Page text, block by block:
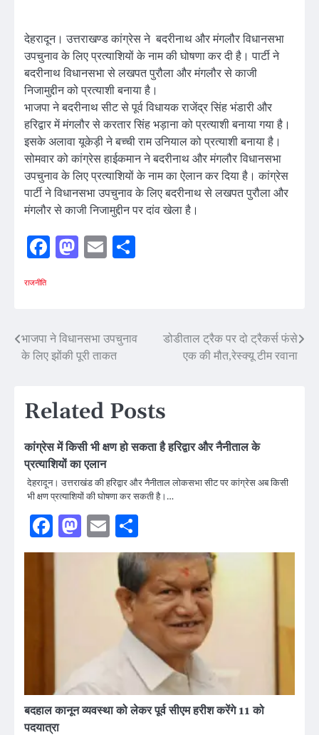
देहरादून। उत्तराखण्ड कांग्रेस ने बदरीनाथ और मंगलौर विधानसभा
उपचुनाव के लिए प्रत्याशियों के नाम की घोषणा कर दी है। पार्टी ने
बदरीनाथ विधानसभा से लखपत पुरौला और मंगलौर से काजी
निजामुद्दीन को प्रत्याशी बनाया है।
भाजपा ने बदरीनाथ सीट से पूर्व विधायक राजेंद्र सिंह भंडारी और
हरिद्वार में मंगलौर से करतार सिंह भड़ाना को प्रत्याशी बनाया गया है।
इसके अलावा यूकेड़ी ने बच्ची राम उनियाल को प्रत्याशी बनाया है।
सोमवार को कांग्रेस हाईकमान ने बदरीनाथ और मंगलौर विधानसभा
उपचुनाव के लिए प्रत्याशियों के नाम का ऐलान कर दिया है। कांग्रेस
पार्टी ने विधानसभा उपचुनाव के लिए बदरीनाथ से लखपत पुरौला और
मंगलौर से काजी निजामुद्दीन पर दांव खेला है।
Facebook
Mastodon
Email
राजनीति
Post
navigation
भाजपा ने विधानसभा उपचुनाव
के लिए झोंकी पूरी ताकत
डोडीताल ट्रैक पर दो ट्रैकर्स फंसे
एक की मौत,रेस्क्यू टीम रवाना
Related Posts
कांग्रेस में किसी भी क्षण हो सकता है हरिद्वार और नैनीताल के
प्रत्याशियों का एलान
देहरादून। उत्तराखंड की हरिद्वार और नैनीताल लोकसभा सीट पर कांग्रेस अब किसी
भी क्षण प्रत्याशियों की घोषणा कर सकती है।…
Facebook
Mastodon
Email
बदहाल कानून व्यवस्था को लेकर पूर्व सीएम हरीश करेंगे 11 को
पदयात्रा